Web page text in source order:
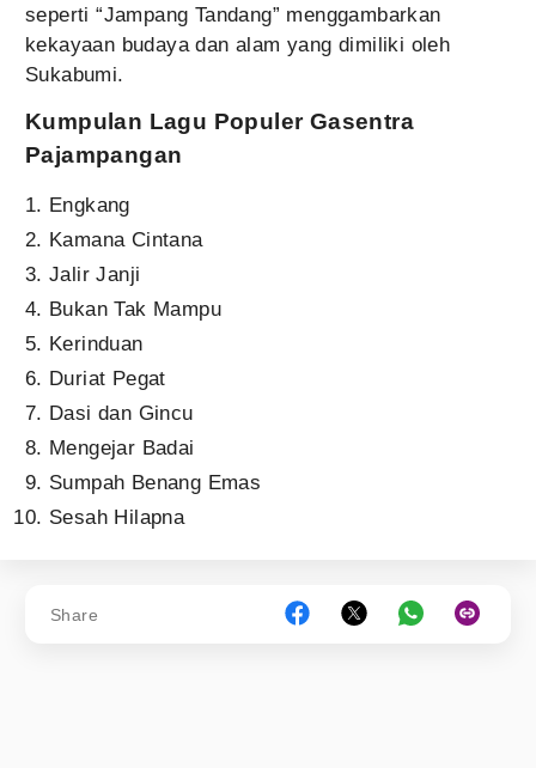
seperti “Jampang Tandang” menggambarkan
kekayaan budaya dan alam yang dimiliki oleh
Sukabumi.
Kumpulan Lagu Populer Gasentra
Pajampangan
Engkang
Kamana Cintana
Jalir Janji
Bukan Tak Mampu
Kerinduan
Duriat Pegat
Dasi dan Gincu
Mengejar Badai
Sumpah Benang Emas
Sesah Hilapna
Share